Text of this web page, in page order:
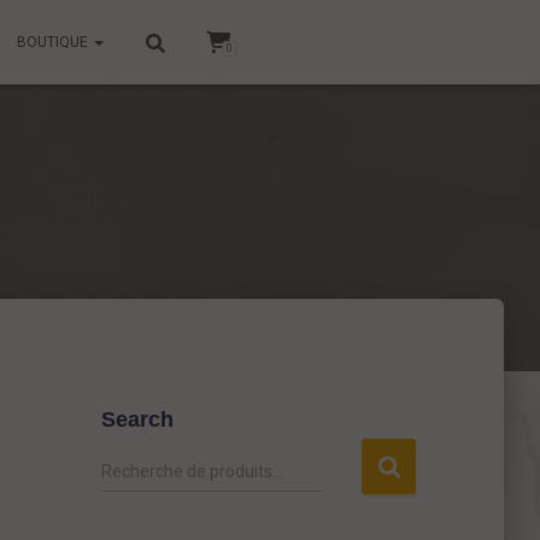
BOUTIQUE 0
Search
RRecherche de produits…